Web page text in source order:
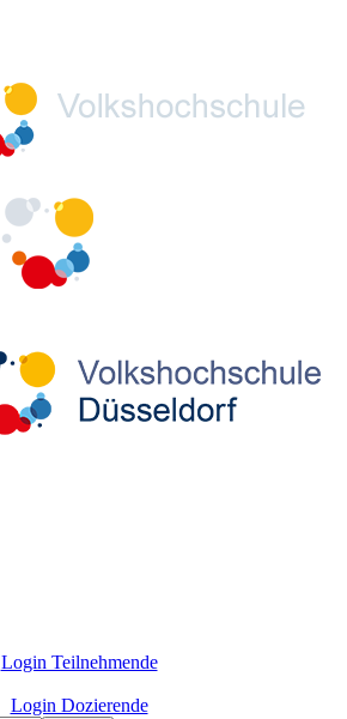
Login Teilnehmende
Login Dozierende